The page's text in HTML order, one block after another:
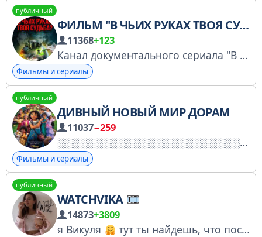
публичный
ФИЛЬМ "В ЧЬИХ РУКАХ ТВОЯ СУДЬБА?"
11368+123
Канал документального сериала "В чьих руках твоя судьба?" Сайт проекта: https://stop-obman.site/
Фильмы и сериалы
публичный
ДИВНЫЙ НОВЫЙ МИР ДОРАМ
11037−259
Фильмы и сериалы
публичный
WATCHVIKA
14873+3809
я Викуля тут ты найдешь, что посмотреть — кино/сериалы и не только. Сотрудничество: @watchvika_pr РКН: https://clck.ru/3QFvjS инст: https://www.instagram.com/watch_vika/ ТикТок: tiktok.com/@watch_vika